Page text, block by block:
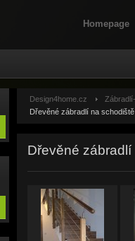
Homepage
Design4home.cz
Dřevěné zábradlí na
Dřevěné